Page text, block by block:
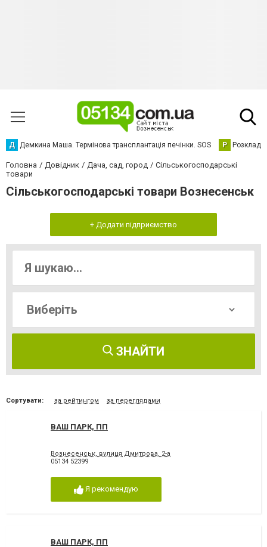
Д Демкина Маша. Термінова трансплантація печінки. SOS Р Розклад
Головна Довідник Дача, сад, город
Сільськогосподарські
товари
Сільськогосподарські товари Вознесенськ
+ Додати підприємство
ЗНАЙТИ
Сортувати: за рейтингом за переглядами
ВАШ ПАРК, ПП
Вознесенськ, вулиця Дмитрова, 2-а
05134 52399
Я рекомендую
ВАШ ПАРК, ПП